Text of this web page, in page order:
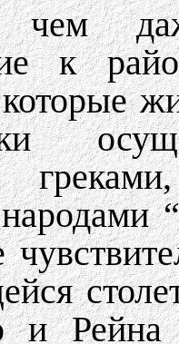
чем
к
которые
и Рейна